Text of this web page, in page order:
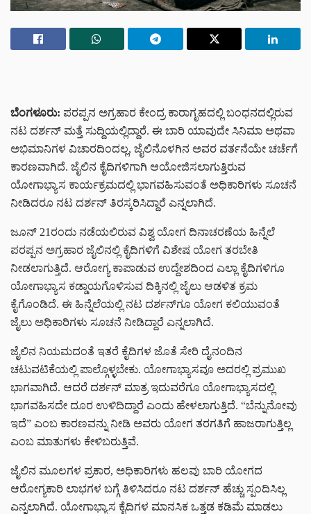
ಬೆಂಗಳೂರು: ಪರಪ್ಪನ ಅಗ್ರಹಾರ ಕೇಂದ್ರ ಕಾರಾಗೃಹದಲ್ಲಿ ಬಂಧನದಲ್ಲಿರುವ
ನಟ ದರ್ಶನ್ ಮತ್ತೆ ಸುದ್ದಿಯಲ್ಲಿದ್ದಾರೆ. ಈ ಬಾರಿ ಯಾವುದೇ ಸಿನಿಮಾ ಅಥವಾ
ಅಭಿಮಾನಿಗಳ ವಿಚಾರದಿಂದಲ್ಲ, ಜೈಲಿನೊಳಗಿನ ಅವರ ವರ್ತನೆಯೇ ಚರ್ಚೆಗೆ
ಕಾರಣವಾಗಿದೆ. ಜೈಲಿನ ಕೈದಿಗಳಿಗಾಗಿ ಆಯೋಜಿಸಲಾಗುತ್ತಿರುವ
ಯೋಗಾಭ್ಯಾಸ ಕಾರ್ಯಕ್ರಮದಲ್ಲಿ ಭಾಗವಹಿಸುವಂತೆ ಅಧಿಕಾರಿಗಳು ಸೂಚನೆ
ನೀಡಿದರೂ ನಟ ದರ್ಶನ್ ತಿರಸ್ಕರಿಸಿದ್ದಾರೆ ಎನ್ನಲಾಗಿದೆ.
ಜೂನ್ 21ರಂದು ನಡೆಯಲಿರುವ ವಿಶ್ವ ಯೋಗ ದಿನಾಚರಣೆಯ ಹಿನ್ನೆಲೆ
ಪರಪ್ಪನ ಅಗ್ರಹಾರ ಜೈಲಿನಲ್ಲಿ ಕೈದಿಗಳಿಗೆ ವಿಶೇಷ ಯೋಗ ತರಬೇತಿ
ನೀಡಲಾಗುತ್ತಿದೆ. ಆರೋಗ್ಯ ಕಾಪಾಡುವ ಉದ್ದೇಶದಿಂದ ಎಲ್ಲಾ ಕೈದಿಗಳಿಗೂ
ಯೋಗಾಭ್ಯಾಸ ಕಡ್ಡಾಯಗೊಳಿಸುವ ದಿಕ್ಕಿನಲ್ಲಿ ಜೈಲು ಆಡಳಿತ ಕ್ರಮ
ಕೈಗೊಂಡಿದೆ. ಈ ಹಿನ್ನೆಲೆಯಲ್ಲಿ ನಟ ದರ್ಶನ್‌ಗೂ ಯೋಗ ಕಲಿಯುವಂತೆ
ಜೈಲು ಅಧಿಕಾರಿಗಳು ಸೂಚನೆ ನೀಡಿದ್ದಾರೆ ಎನ್ನಲಾಗಿದೆ.
ಜೈಲಿನ ನಿಯಮದಂತೆ ಇತರೆ ಕೈದಿಗಳ ಜೊತೆ ಸೇರಿ ದೈನಂದಿನ
ಚಟುವಟಿಕೆಯಲ್ಲಿ ಪಾಲ್ಗೊಳ್ಳಬೇಕು. ಯೋಗಾಭ್ಯಾಸವೂ ಅದರಲ್ಲಿ ಪ್ರಮುಖ
ಭಾಗವಾಗಿದೆ. ಆದರೆ ದರ್ಶನ್ ಮಾತ್ರ ಇದುವರೆಗೂ ಯೋಗಾಭ್ಯಾಸದಲ್ಲಿ
ಭಾಗವಹಿಸದೇ ದೂರ ಉಳಿದಿದ್ದಾರೆ ಎಂದು ಹೇಳಲಾಗುತ್ತಿದೆ. “ಬೆನ್ನುನೋವು
ಇದೆ” ಎಂಬ ಕಾರಣವನ್ನು ನೀಡಿ ಅವರು ಯೋಗ ತರಗತಿಗೆ ಹಾಜರಾಗುತ್ತಿಲ್ಲ
ಎಂಬ ಮಾತುಗಳು ಕೇಳಿಬರುತ್ತಿವೆ.
ಜೈಲಿನ ಮೂಲಗಳ ಪ್ರಕಾರ, ಅಧಿಕಾರಿಗಳು ಹಲವು ಬಾರಿ ಯೋಗದ
ಆರೋಗ್ಯಕಾರಿ ಲಾಭಗಳ ಬಗ್ಗೆ ತಿಳಿಸಿದರೂ ನಟ ದರ್ಶನ್ ಹೆಚ್ಚು ಸ್ಪಂದಿಸಿಲ್ಲ
ಎನ್ನಲಾಗಿದೆ. ಯೋಗಾಭ್ಯಾಸ ಕೈದಿಗಳ ಮಾನಸಿಕ ಒತ್ತಡ ಕಡಿಮೆ ಮಾಡಲು